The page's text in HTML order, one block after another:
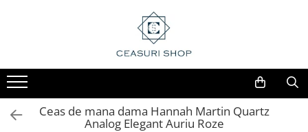
Ceas de mana dama Hannah Martin Quartz
Analog Elegant Auriu Roze